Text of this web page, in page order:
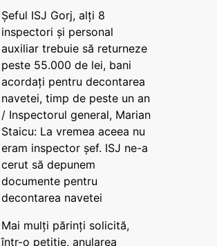
Șeful ISJ Gorj, alți 8
inspectori și personal
auxiliar trebuie să returneze
peste 55.000 de lei, bani
acordați pentru decontarea
navetei, timp de peste un an
/ Inspectorul general, Marian
Staicu: La vremea aceea nu
eram inspector șef. ISJ ne-a
cerut să depunem
documente pentru
decontarea navetei
Mai mulți părinți solicită,
într-o petiție, anularea